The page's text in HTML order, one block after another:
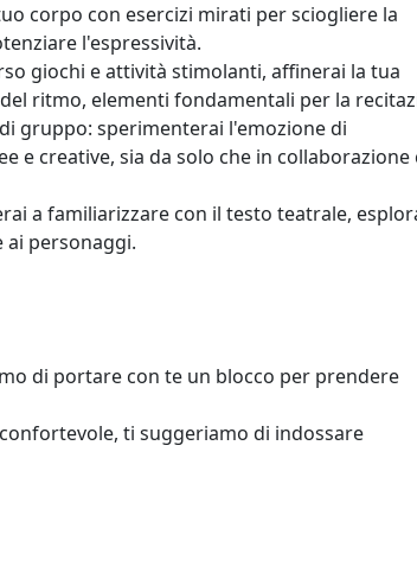
corpo con esercizi mirati per sciogliere la
l'espressività.
giochi e attività stimolanti, affinerai la tua
ritmo, elementi fondamentali per la
di gruppo: sperimenterai l'emozione di
e creative, sia da solo che in collaborazione
a familiarizzare con il testo teatrale,
ai personaggi.
di portare con te un blocco per prendere
ti suggeriamo di indossare